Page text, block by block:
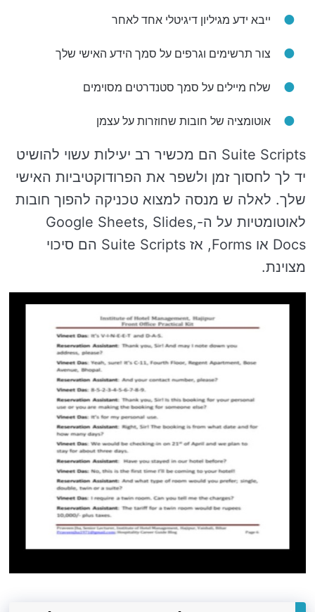
ייבא ידע מגיליון דיגיטלי אחד לאחר
צור תרשימים וגרפים על סמך הידע האישי שלך
שלח מיילים על סמך סטנדרטים מסוימים
אוטומציה של חובות שחוזרות על עצמן
Suite Scripts הם מכשיר רב יעילות עשוי להושיט
יד לך לחסוך זמן ולשפר את הפרודוקטיביות האישי
שלך. לאלה ש מנסה למצוא טכניקה להפוך חובות
לאוטומטיות על ה-Google Sheets, Slides,
Docs או Forms, אז Suite Scripts הם סיכוי
מצוינת.